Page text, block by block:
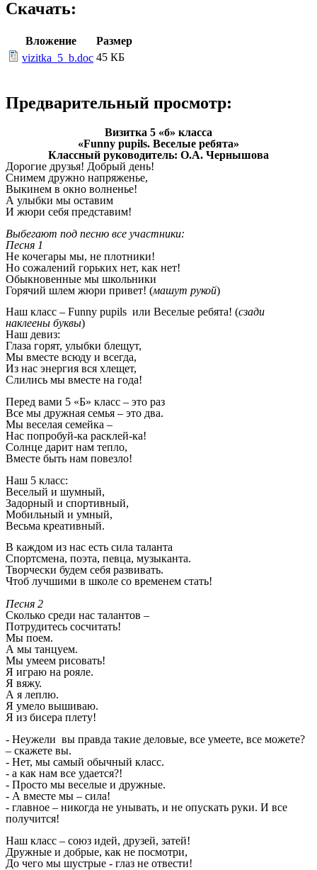
Скачать:
Вложение
Размер
vizitka_5_b.doc 45 КБ
Предварительный просмотр:
Визитка 5 «б» класса
«Funny pupils. Веселые ребята»
Классный руководитель: О.А. Чернышова
Дорогие друзья! Добрый день!
Снимем дружно напряженье,
Выкинем в окно волненье!
А улыбки мы оставим
И жюри себя представим!
Выбегают под песню все участники:
Песня 1
Не кочегары мы, не плотники!
Но сожалений горьких нет, как нет!
Обыкновенные мы школьники
Горячий шлем жюри привет! (машут рукой)
Наш класс – Funny pupils или Веселые ребята! (сзади
наклеены буквы)
Наш девиз:
Глаза горят, улыбки блещут,
Мы вместе всюду и всегда,
Из нас энергия вся хлещет,
Слились мы вместе на года!
Перед вами 5 «Б» класс – это раз
Все мы дружная семья – это два.
Мы веселая семейка –
Нас попробуй-ка расклей-ка!
Солнце дарит нам тепло,
Вместе быть нам повезло!
Наш 5 класс:
Веселый и шумный,
Задорный и спортивный,
Мобильный и умный,
Весьма креативный.
В каждом из нас есть сила таланта
Спортсмена, поэта, певца, музыканта.
Творчески будем себя развивать.
Чтоб лучшими в школе со временем стать!
Песня 2
Сколько среди нас талантов –
Потрудитесь сосчитать!
Мы поем.
А мы танцуем.
Мы умеем рисовать!
Я играю на рояле.
Я вяжу.
А я леплю.
Я умело вышиваю.
Я из бисера плету!
- Неужели вы правда такие деловые, все умеете, все можете?
– скажете вы.
- Нет, мы самый обычный класс.
- а как нам все удается?!
- Просто мы веселые и дружные.
- А вместе мы – сила!
- главное – никогда не унывать, и не опускать руки. И все
получится!
Наш класс – союз идей, друзей, затей!
Дружные и добрые, как не посмотри,
До чего мы шустрые - глаз не отвести!